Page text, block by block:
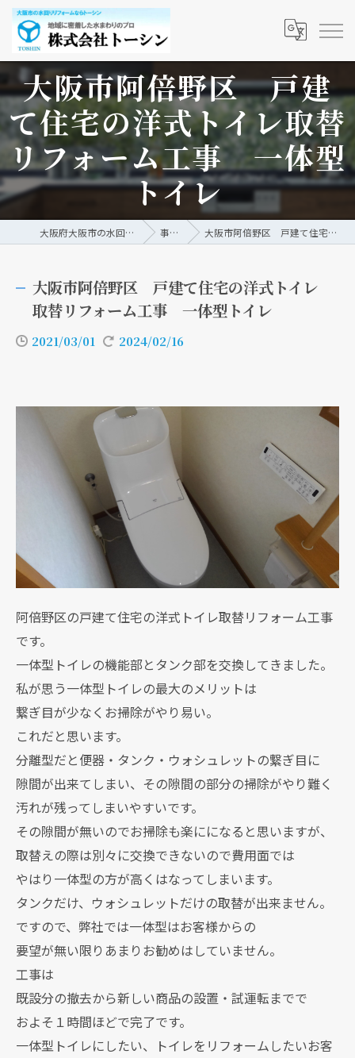
大阪市阿倍野区 戸建
て住宅の洋式トイレ取替
リフォーム工事 一体型
トイレ
大阪府大阪市の水回りリフォームなら株式会社トーシン 事例/ブログ 大阪市阿倍野区 戸建て住宅の洋式トイレ取替リフォーム工事 一体型トイレ
大阪市阿倍野区 戸建て住宅の洋式トイレ
取替リフォーム工事 一体型トイレ
2021/03/01 2024/02/16
阿倍野区の戸建て住宅の洋式トイレ取替リフォーム工事
です。
一体型トイレの機能部とタンク部を交換してきました。
私が思う一体型トイレの最大のメリットは
繋ぎ目が少なくお掃除がやり易い。
これだと思います。
分離型だと便器・タンク・ウォシュレットの繋ぎ目に
隙間が出来てしまい、その隙間の部分の掃除がやり難く
汚れが残ってしまいやすいです。
その隙間が無いのでお掃除も楽にになると思いますが、
取替えの際は別々に交換できないので費用面では
やはり一体型の方が高くはなってしまいます。
タンクだけ、ウォシュレットだけの取替が出来ません。
ですので、弊社では一体型はお客様からの
要望が無い限りあまりお勧めはしていません。
工事は
既設分の撤去から新しい商品の設置・試運転までで
およそ１時間ほどで完了です。
一体型トイレにしたい、トイレをリフォームしたいお客